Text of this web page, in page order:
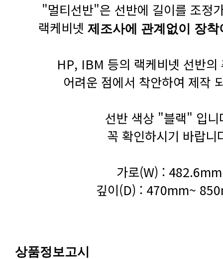
"멀티선반"은 선반에 길이를 조정
랙케비넷 제조사에 관계없이 장
HP, IBM 등의 랙케비넷 선반의
어려운 점에서 착안하여 제작
선반 색상 "블랙" 입니
꼭 확인하시기 바랍니
가로(W) : 482.6mm
깊이(D) : 470mm~
상품정보고시